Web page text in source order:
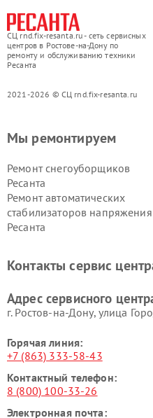
СЦ rnd.fix-resanta.ru - сеть сервисных
центров в Ростове-на-Дону по
ремонту и обслуживанию техники
Ресанта
2021-2026 © СЦ rnd.fix-resanta.ru
Мы ремонтируем
Ремонт снегоуборщиков
Ресанта
Ремонт автоматических
стабилизаторов напряжения
Ресанта
Контакты сервис
Адрес сервисного
г. Ростов-на-Дону, улица
Горячая линия:
+7 (863) 333-58-43
Контактный телефон:
8 (800) 100-33-26
Электронная почта: